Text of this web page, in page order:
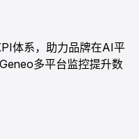
体系，助力品牌在AI平
多平台监控提升数